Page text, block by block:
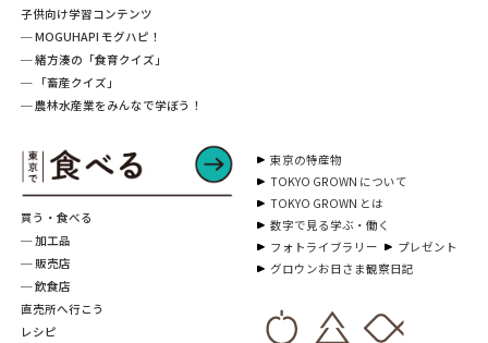
子供向け学習コンテンツ
─ MOGUHAPI モグハピ！
─ 緒方湊の「食育クイズ」
─ 「畜産クイズ」
─ 農林水産業をみんなで学ぼう！
買う・食べる
─ 加工品
─ 販売店
─ 飲食店
直売所へ行こう
レシピ
東京の特産物
TOKYO GROWN について
TOKYO GROWN とは
数字で見る学ぶ・働く
フォトライブラリー
プレゼント
グロウンお日さま観察日記